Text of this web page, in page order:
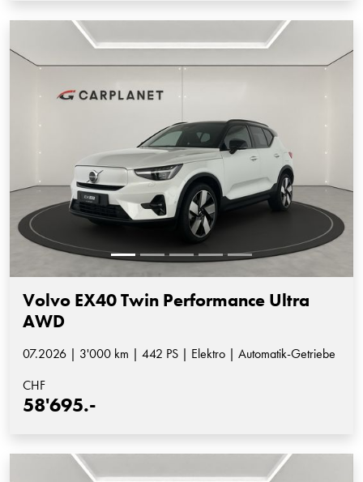
Volvo EX40 Twin Performance Ultra
AWD
07.2026 | 3'000 km | 442 PS | Elektro | Automatik-Getriebe
CHF
58'695.-